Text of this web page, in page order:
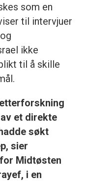
som en
til intervjuer
ikke
til å skille
et direkte
søkt
sier
Midtøsten
i en